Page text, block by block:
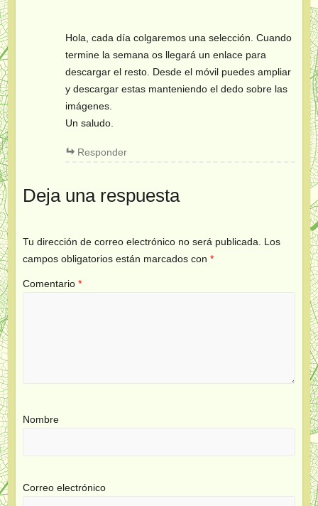
Hola, cada día colgaremos una selección. Cuando
termine la semana os llegará un enlace para
descargar el resto. Desde el móvil puedes ampliar
y descargar estas manteniendo el dedo sobre las
imágenes.
Un saludo.
Responder
Deja una respuesta
Tu dirección de correo electrónico no será publicada.
Los
campos obligatorios están marcados con *
Comentario *
Nombre
Correo electrónico